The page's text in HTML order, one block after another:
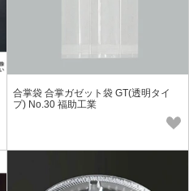
合掌袋 合掌ガゼット袋 GT(透明タイ
プ) No.30 福助工業